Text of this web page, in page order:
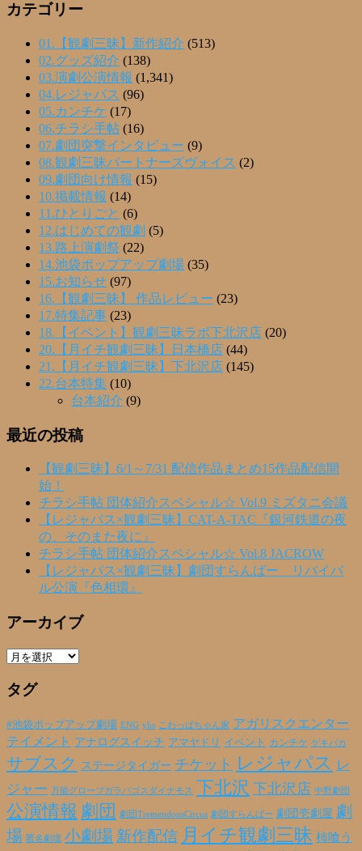
カテゴリー
01.【観劇三昧】新作紹介 (513)
02.グッズ紹介 (138)
03.演劇公演情報 (1,341)
04.レジャパス (96)
05.カンチケ (17)
06.チラシ手帖 (16)
07.劇団突撃インタビュー (9)
08.観劇三昧パートナーズヴォイス (2)
09.劇団向け情報 (15)
10.掲載情報 (14)
11.ひとりごと (6)
12.はじめての観劇 (5)
13.路上演劇祭 (22)
14.池袋ポップアップ劇場 (35)
15.お知らせ (97)
16.【観劇三昧】 作品レビュー (23)
17.特集記事 (23)
18.【イベント】観劇三昧ラボ下北沢店 (20)
20.【月イチ観劇三昧】日本橋店 (44)
21.【月イチ観劇三昧】下北沢店 (145)
22.台本特集 (10)
台本紹介 (9)
最近の投稿
【観劇三昧】6/1～7/31 配信作品まとめ15作品配信開
始！
チラシ手帖 団体紹介スペシャル☆ Vol.9 ミズタニ会議
【レジャパス×観劇三昧】CAT-A-TAC『銀河鉄道の夜
の、そのまた夜に』
チラシ手帖 団体紹介スペシャル☆ Vol.8 JACROW
【レジャパス×観劇三昧】劇団すらんばー リバイバ
ル公演『色相環』
アーカイブ
ア
カ
ブ
タグ
#池袋ポップアップ劇場 ENG yhs こわっぱちゃん家 アガリスクエンター
テイメント アナログスイッチ アマヤドリ イベント カンチケ ゲキバカ
サブスク ステージタイガー チケット レジャパス レ
ジャー 万能グローブガラパゴスダイナモス 下北沢 下北沢店 中野劇団
公演情報 劇団 劇団TremendousCircus 劇団すらんばー 劇団壱劇屋 劇
場 匿名劇壇 小劇場 新作配信 月イチ観劇三昧 柿喰う